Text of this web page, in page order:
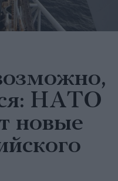
НАТО
новые